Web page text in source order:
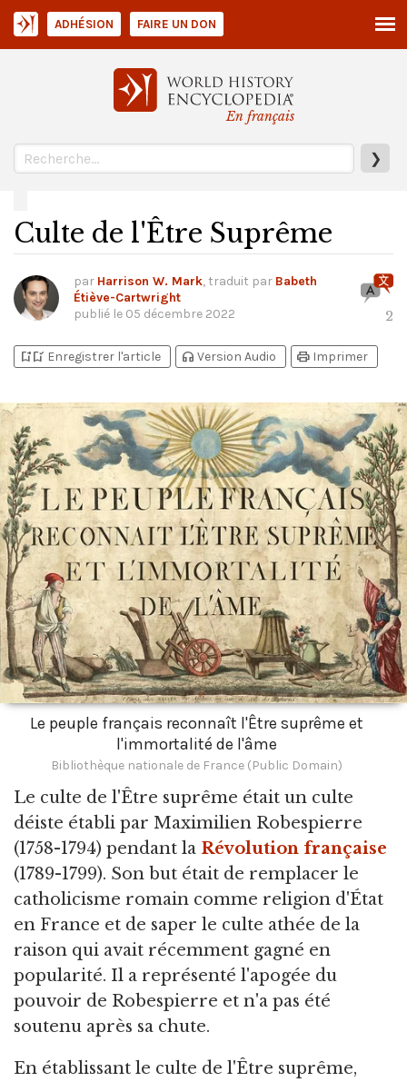
En français
❯
ADHÉSION FAIRE UN DON
Culte de l'Être Suprême
par Harrison W. Mark, traduit par Babeth
Étiève-Cartwright
publié le 05 décembre 2022 2
bookmark_addbookmark_added Enregistrer l'article headphones Version Audio print Imprimer
Le peuple français reconnaît l'Être suprême et
l'immortalité de l'âme
Bibliothèque nationale de France (Public Domain)
Le culte de l'Être suprême était un culte
déiste établi par Maximilien Robespierre
(1758-1794) pendant la Révolution française
(1789-1799). Son but était de remplacer le
catholicisme romain comme religion d'État
en France et de saper le culte athée de la
raison qui avait récemment gagné en
popularité. Il a représenté l'apogée du
pouvoir de Robespierre et n'a pas été
soutenu après sa chute.
En établissant le culte de l'Être suprême,